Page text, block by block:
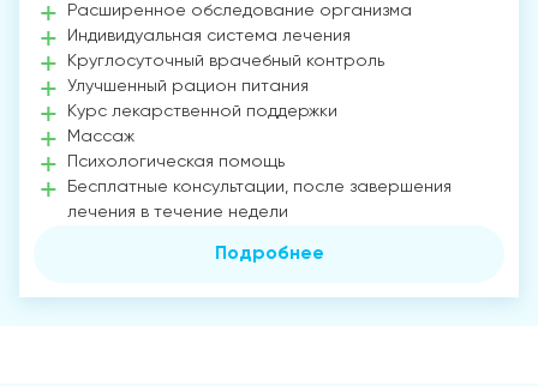
Расширенное обследование организма
Индивидуальная система лечения
Круглосуточный врачебный контроль
Улучшенный рацион питания
Курс лекарственной поддержки
Массаж
Психологическая помощь
Бесплатные консультации, после завершения
лечения в течение недели
Подробнее